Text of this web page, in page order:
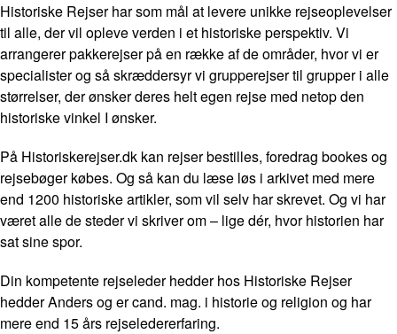
Historiske Rejser har som mål at levere unikke rejseoplevelser
til alle, der vil opleve verden i et historiske perspektiv. Vi
arrangerer pakkerejser på en række af de områder, hvor vi er
specialister og så skræddersyr vi grupperejser til grupper i alle
størrelser, der ønsker deres helt egen rejse med netop den
historiske vinkel I ønsker.
På Historiskerejser.dk kan rejser bestilles, foredrag bookes og
rejsebøger købes. Og så kan du læse løs i arkivet med mere
end 1200 historiske artikler, som vil selv har skrevet. Og vi har
været alle de steder vi skriver om – lige dér, hvor historien har
sat sine spor.
Din kompetente rejseleder hedder hos Historiske Rejser
hedder Anders og er cand. mag. i historie og religion og har
mere end 15 års rejseledererfaring.